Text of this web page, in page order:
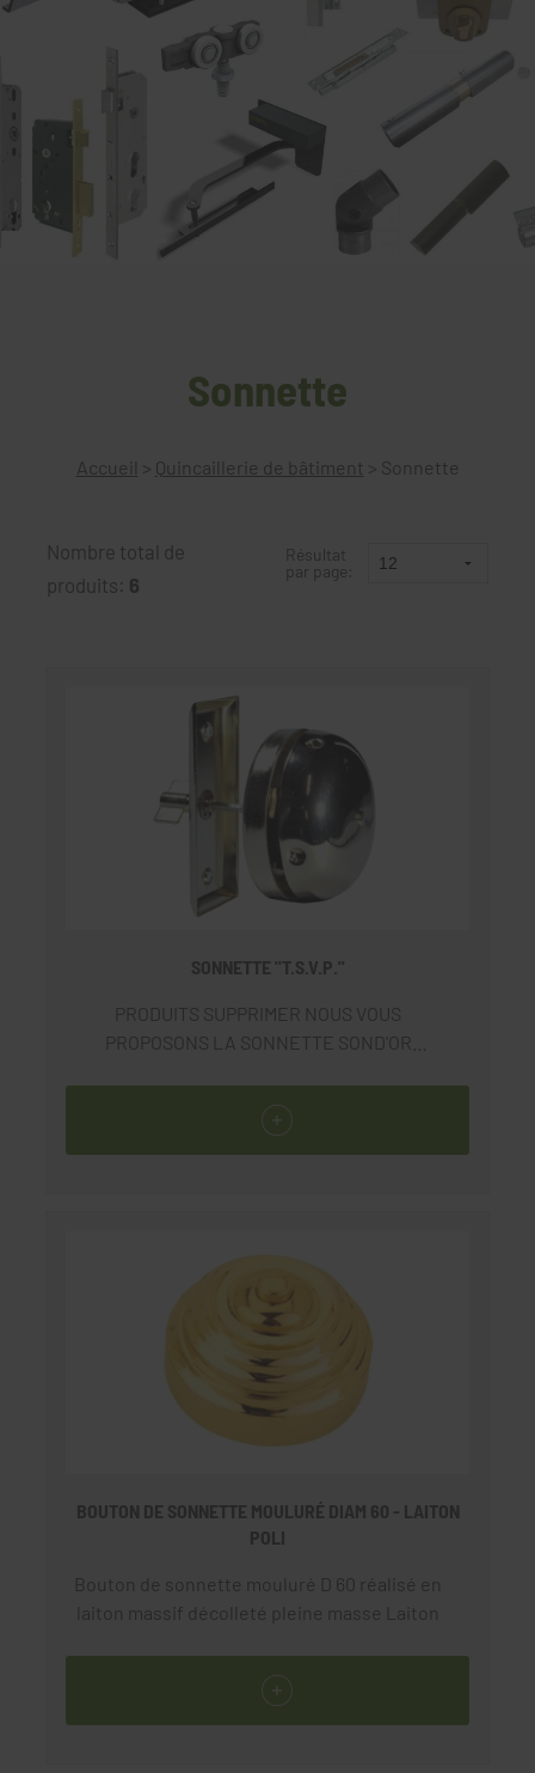
Sonnette
Accueil > Quincaillerie de bâtiment > Sonnette
Nombre total de
produits: 6
Résultat
par page:
SONNETTE "T.S.V.P."
PRODUITS SUPPRIMER NOUS VOUS
PROPOSONS LA SONNETTE SOND'OR
BOUTON DE SONNETTE MOULURÉ DIAM 60 - LAITON
POLI
Bouton de sonnette mouluré D 60 réalisé en
laiton massif décolleté pleine masse Laiton